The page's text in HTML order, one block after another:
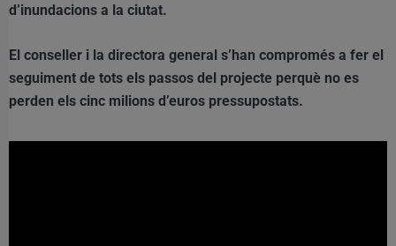
d’inundacions a la ciutat.
El conseller i la directora general s’han compromés a fer el
seguiment de tots els passos del projecte perquè no es
perden els cinc milions d’euros pressupostats.